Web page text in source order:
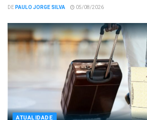
DEPAULO JORGE SILVA 05/08/2026
ATUALIDADE